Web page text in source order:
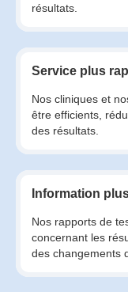
résultats.
Service plus
Nos cliniques et
être efficients,
des résultats.
Information
Nos rapports de
concernant les
des changements